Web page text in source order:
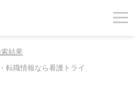
結果
転職情報なら看護トライ